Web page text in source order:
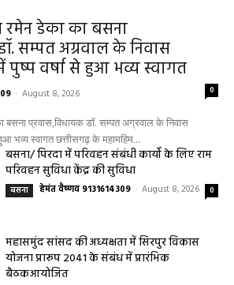
रमेन डेका का बसना
सम्पत अग्रवाल के निवास
पुष्प वर्षा से हुआ भव्य स्वागत
- August 8, 2026 0
बसना प्रवास,विधायक डॉ. सम्पत अग्रवाल के निवास
भव्य स्वागत छत्तीसगढ़ के महामहिम...
बसना/ पिरदा में परिवहन संबंधी कार्यों के लिए राम
परिवहन सुविधा केंद्र की सुविधा
बसना हेमंत वैष्णव 9131614309 - August 8, 2026 0
महासमुंद सांसद की अध्यक्षता में सिरपुर विकास
योजना प्रारूप 2041 के संबंध में प्रारंभिक
बैठकआयोजित